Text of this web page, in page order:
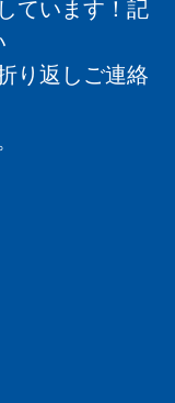
ています！記
り返しご連絡